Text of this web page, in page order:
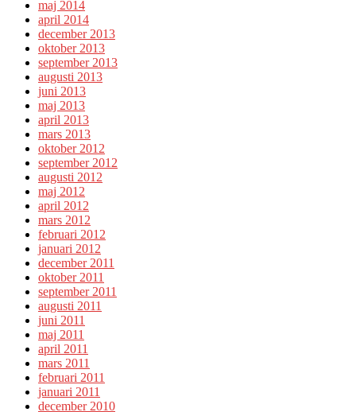
maj 2014
april 2014
december 2013
oktober 2013
september 2013
augusti 2013
juni 2013
maj 2013
april 2013
mars 2013
oktober 2012
september 2012
augusti 2012
maj 2012
april 2012
mars 2012
februari 2012
januari 2012
december 2011
oktober 2011
september 2011
augusti 2011
juni 2011
maj 2011
april 2011
mars 2011
februari 2011
januari 2011
december 2010